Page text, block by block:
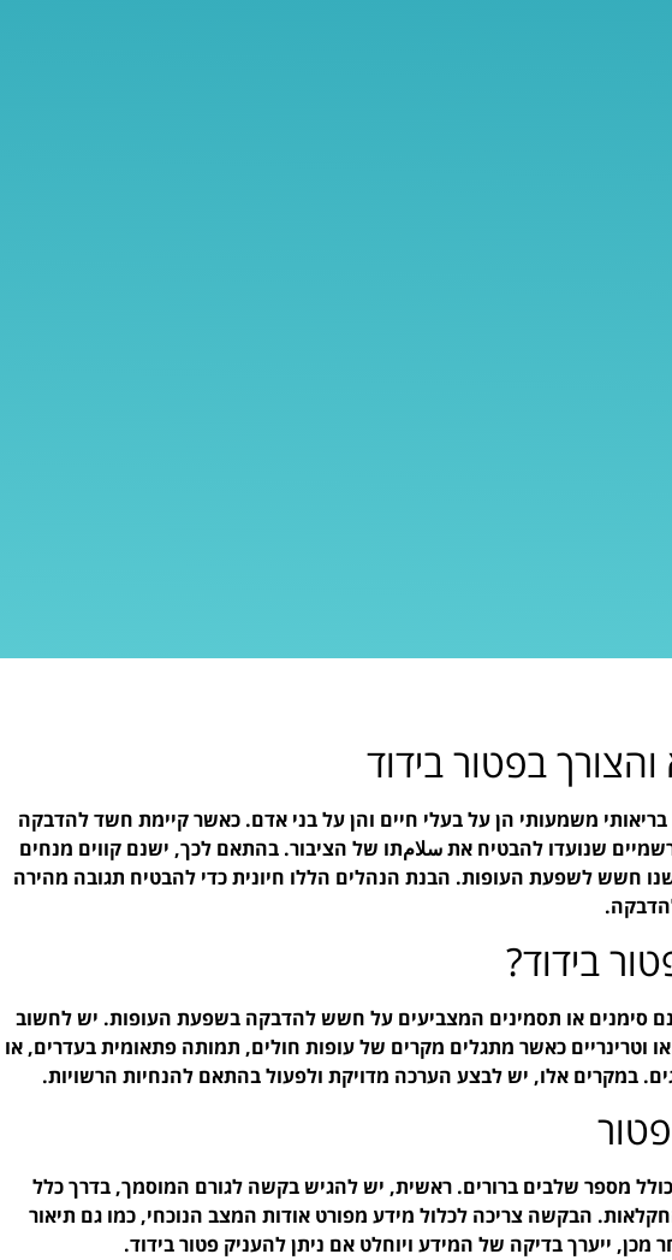
בפטור בידוד
משמעותי הן על בעלי חיים והן על בני אדם. כאשר קיימת חשד להדבקה
שנועדו להבטיח את سلامתו של הציבור. בהתאם לכך, ישנם קווים מנחים
חשש לשפעת העופות. הבנת הנהלים הללו חיונית כדי להבטיח תגובה מהירה
בידוד?
סימנים או תסמינים המצביעים על חשש להדבקה בשפעת העופות. יש לחשוב
או וטרינריים כאשר מתגלים מקרים של עופות חולים, תמותה פתאומית בעדרים, או
במקרים אלו, יש לבצע הערכה מדויקת ולפעול בהתאם להנחיות הרשויות.
מספר שלבים ברורים. ראשית, יש להגיש בקשה לגורם המוסמך, בדרך כלל
הבקשה צריכה לכלול מידע מפורט אודות המצב הנוכחי, כמו גם תיאור
ייערך בדיקה של המידע ויוחלט אם ניתן להעניק פטור בידוד.